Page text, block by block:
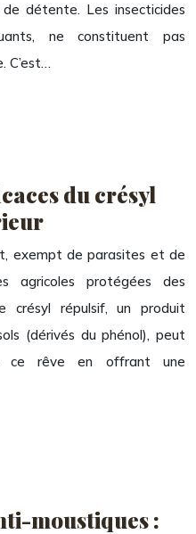
détente. Les insecticides
ne constituent pas
C’est…
du crésyl
exempt de parasites et de
agricoles protégées des
crésyl répulsif, un produit
(dérivés du phénol), peut
ce rêve en offrant une
moustiques :